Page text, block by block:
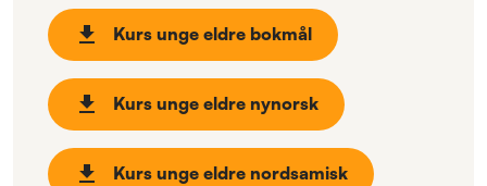
Kurs unge eldre bokmål
Kurs unge eldre nynorsk
Kurs unge eldre nordsamisk